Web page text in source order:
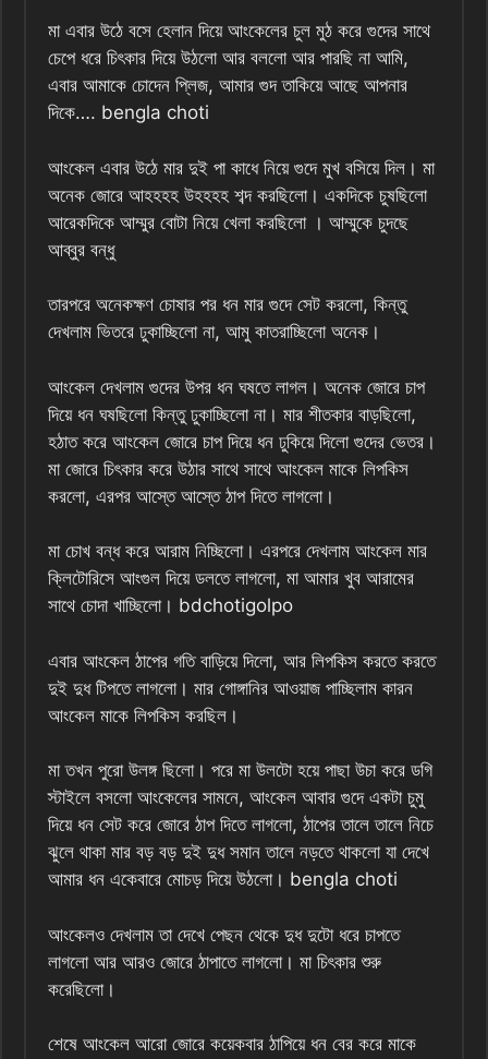
মা এবার উঠে বসে হেলান দিয়ে আংকেলের চুল মুঠ করে গুদের সাথে
চেপে ধরে চিৎকার দিয়ে উঠলো আর বললো আর পারছি না আমি,
এবার আমাকে চোদেন প্লিজ, আমার গুদ তাকিয়ে আছে আপনার
দিকে…. bengla choti
আংকেল এবার উঠে মার দুই পা কাধে নিয়ে গুদে মুখ বসিয়ে দিল। মা
অনেক জোরে আহহহহ উহহহহ শব্দ করছিলো। একদিকে চুষছিলো
আরেকদিকে আম্মুর বোটা নিয়ে খেলা করছিলো । আম্মুকে চুদছে
আব্বুর বন্ধু
তারপরে অনেকক্ষণ চোষার পর ধন মার গুদে সেট করলো, কিন্তু
দেখলাম ভিতরে ঢুকাচ্ছিলো না, আমু কাতরাচ্ছিলো অনেক।
আংকেল দেখলাম গুদের উপর ধন ঘষতে লাগল। অনেক জোরে চাপ
দিয়ে ধন ঘষছিলো কিন্তু ঢুকাচ্ছিলো না। মার শীতকার বাড়ছিলো,
হঠাত করে আংকেল জোরে চাপ দিয়ে ধন ঢুকিয়ে দিলো গুদের ভেতর।
মা জোরে চিৎকার করে উঠার সাথে সাথে আংকেল মাকে লিপকিস
করলো, এরপর আস্তে আস্তে ঠাপ দিতে লাগলো।
মা চোখ বন্ধ করে আরাম নিচ্ছিলো। এরপরে দেখলাম আংকেল মার
ক্লিটোরিসে আংগুল দিয়ে ডলতে লাগলো, মা আমার খুব আরামের
সাথে চোদা খাচ্ছিলো। bdchotigolpo
এবার আংকেল ঠাপের গতি বাড়িয়ে দিলো, আর লিপকিস করতে করতে
দুই দুধ টিপতে লাগলো। মার গোঙ্গানির আওয়াজ পাচ্ছিলাম কারন
আংকেল মাকে লিপকিস করছিল।
মা তখন পুরো উলঙ্গ ছিলো। পরে মা উলটো হয়ে পাছা উচা করে ডগি
স্টাইলে বসলো আংকেলের সামনে, আংকেল আবার গুদে একটা চুমু
দিয়ে ধন সেট করে জোরে ঠাপ দিতে লাগলো, ঠাপের তালে তালে নিচে
ঝুলে থাকা মার বড় বড় দুই দুধ সমান তালে নড়তে থাকলো যা দেখে
আমার ধন একেবারে মোচড় দিয়ে উঠলো। bengla choti
আংকেলও দেখলাম তা দেখে পেছন থেকে দুধ দুটো ধরে চাপতে
লাগলো আর আরও জোরে ঠাপাতে লাগলো। মা চিৎকার শুরু
করেছিলো।
শেষে আংকেল আরো জোরে কয়েকবার ঠাপিয়ে ধন বের করে মাকে